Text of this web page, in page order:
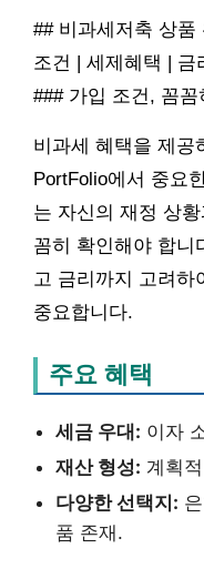
## 비과세저축 상품
조건 | 세제혜택 | 금
### 가입 조건, 꼼
비과세 혜택을 제공
PortFolio에서 중요
는 자신의 재정 상
꼼히 확인해야 합니
고 금리까지 고려하
중요합니다.
주요 혜택
세금 우대: 이자
재산 형성: 계획
다양한 선택지:
품 존재.